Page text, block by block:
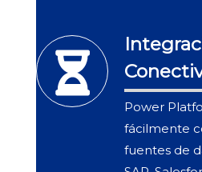
Power
fácilmente
fuentes de